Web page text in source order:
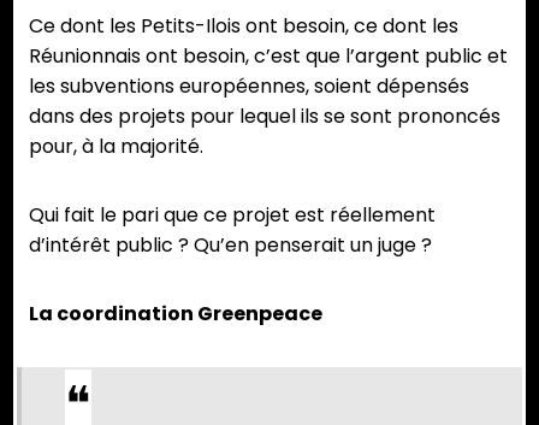
Ce dont les Petits-Ilois ont besoin, ce dont les
Réunionnais ont besoin, c’est que l’argent public et
les subventions européennes, soient dépensés
dans des projets pour lequel ils se sont prononcés
pour, à la majorité.
Qui fait le pari que ce projet est réellement
d’intérêt public ? Qu’en penserait un juge ?
La coordination Greenpeace